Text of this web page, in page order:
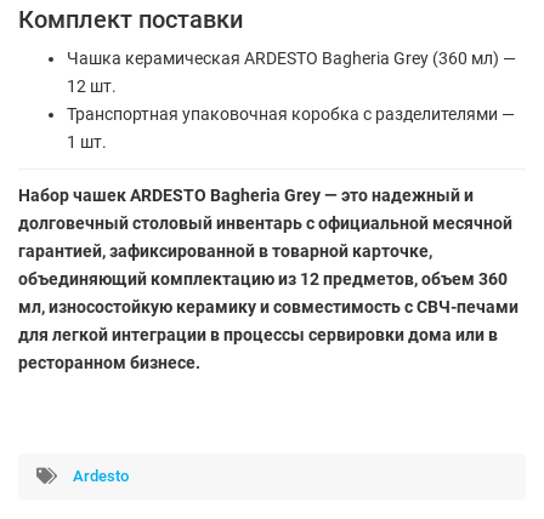
Комплект поставки
Чашка керамическая ARDESTO Bagheria Grey (360 мл) —
12 шт.
Транспортная упаковочная коробка с разделителями —
1 шт.
Набор чашек ARDESTO Bagheria Grey — это надежный и
долговечный столовый инвентарь с официальной месячной
гарантией, зафиксированной в товарной карточке,
объединяющий комплектацию из 12 предметов, объем 360
мл, износостойкую керамику и совместимость с СВЧ-печами
для легкой интеграции в процессы сервировки дома или в
ресторанном бизнесе.
Ardesto